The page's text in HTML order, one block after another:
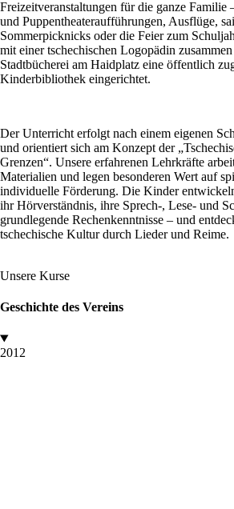
Freizeitveranstaltungen für die ganze Familie
und Puppentheateraufführungen, Ausflüge,
Sommerpicknicks oder die Feier zum
mit einer tschechischen Logopädin
Stadtbücherei am Haidplatz eine öffentlich
Kinderbibliothek eingerichtet.
Der Unterricht erfolgt nach einem eigenen
und orientiert sich am Konzept der
Grenzen“. Unsere erfahrenen Lehrkräfte
Materialien und legen besonderen Wert auf
individuelle Förderung. Die Kinder
ihr Hörverständnis, ihre Sprech-, Lese- und
grundlegende Rechenkenntnisse – und
tschechische Kultur durch Lieder und Reime.
Unsere Kurse
Geschichte des Vereins
2012